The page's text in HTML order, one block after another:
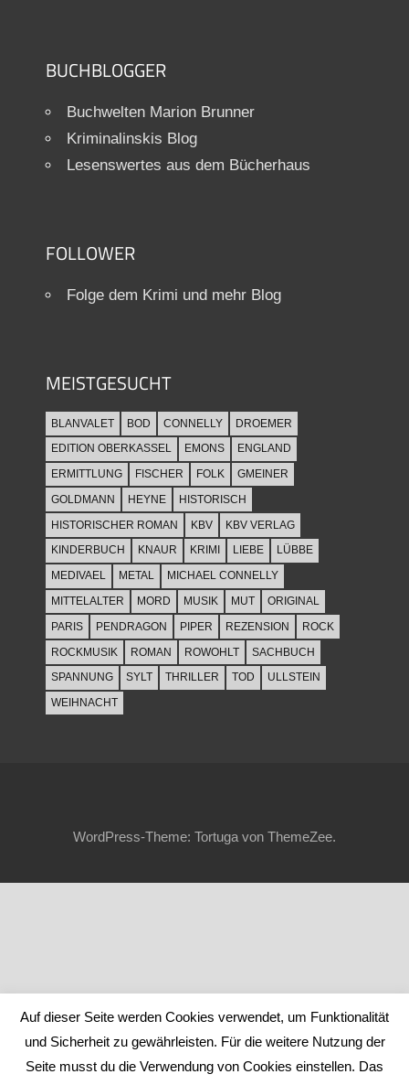
BUCHBLOGGER
Buchwelten Marion Brunner
Kriminalinskis Blog
Lesenswertes aus dem Bücherhaus
FOLLOWER
Folge dem Krimi und mehr Blog
MEISTGESUCHT
BLANVALET BOD CONNELLY
DROEMER
EDITION OBERKASSEL
EMONS
ENGLAND
ERMITTLUNG
FISCHER FOLK
GMEINER
GOLDMANN
HEYNE
HISTORISCH
HISTORISCHER ROMAN
KBV
KBV VERLAG
KINDERBUCH
KNAUR KRIMI LIEBE
LÜBBE
MEDIVAEL
METAL
MICHAEL CONNELLY
MITTELALTER
MORD MUSIK MUT
ORIGINAL
PARIS
PENDRAGON PIPER REZENSION
ROCK
ROCKMUSIK
ROMAN ROWOHLT
SACHBUCH
SPANNUNG
SYLT THRILLER TOD
ULLSTEIN
WEIHNACHT
WordPress-Theme: Tortuga von ThemeZee.
Auf dieser Seite werden Cookies verwendet, um Funktionalität
und Sicherheit zu gewährleisten. Für die weitere Nutzung der
Seite musst du die Verwendung von Cookies einstellen. Das